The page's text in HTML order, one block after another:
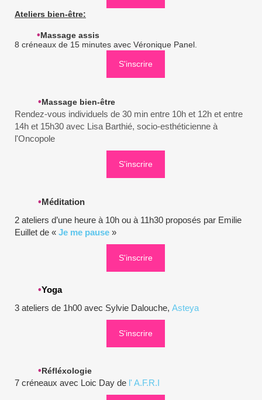
Ateliers bien-être:
•Massage assis
8 créneaux de 15 minutes avec Véronique Panel.
S'inscrire
•Massage bien-être
Rendez-vous individuels de 30 min entre 10h et 12h et entre
14h et 15h30 avec Lisa Barthié, socio-esthéticienne à
l'Oncopole
S'inscrire
•Méditation
2 ateliers d’une heure à 10h ou à 11h30 proposés par Emilie
Euillet de « Je me pause »
S'inscrire
•Yoga
3 ateliers de 1h00 avec Sylvie Dalouche, Asteya
S'inscrire
•Réfléxologie
7 créneaux avec Loic Day de l' A.F.R.I